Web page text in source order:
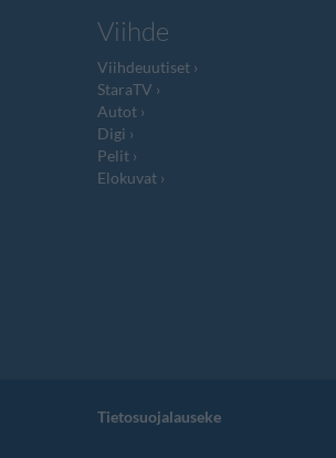
Viihde
Viihdeuutiset
StaraTV
Autot
Digi
Pelit
Elokuvat
Tietosuojalauseke